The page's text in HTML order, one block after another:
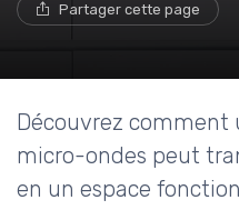
Partager cette page
Découvrez
micro-ondes peut
en un espace